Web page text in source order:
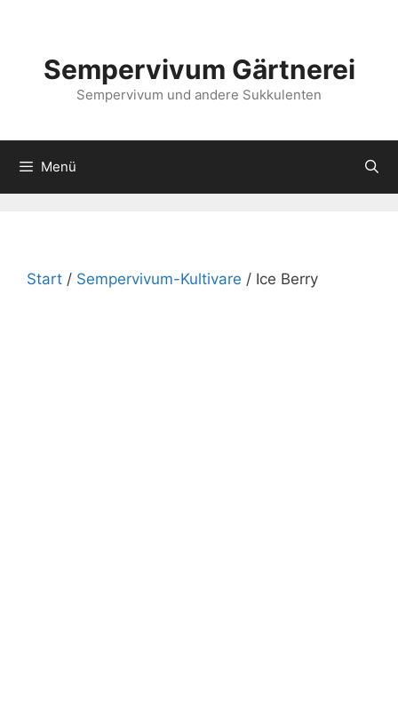
Sempervivum Gärtnerei
Sempervivum und andere Sukkulenten
Menü
Start / Sempervivum-Kultivare / Ice Berry